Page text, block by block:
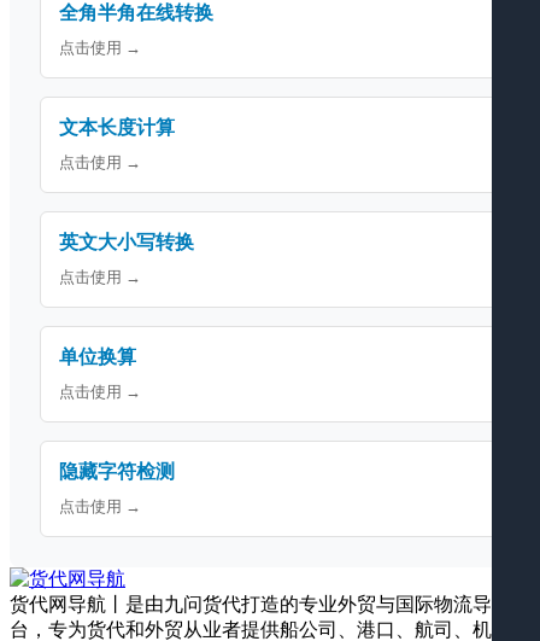
全角半角在线转换
点击使用 →
文本长度计算
点击使用 →
英文大小写转换
点击使用 →
单位换算
点击使用 →
隐藏字符检测
点击使用 →
货代网导航丨是由九问货代打造的专业外贸与国际物流导航平
台，专为货代和外贸从业者提供船公司、港口、航司、机场、